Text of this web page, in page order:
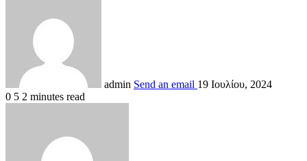
admin Send an email 19 Ιουλίου, 2024
0 5 2 minutes read